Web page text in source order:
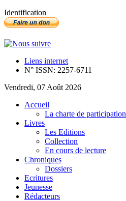
Identification
Liens internet
N° ISSN: 2257-6711
Vendredi, 07 Août 2026
Accueil
La charte de participation
Livres
Les Editions
Collection
En cours de lecture
Chroniques
Dossiers
Ecritures
Jeunesse
Rédacteurs